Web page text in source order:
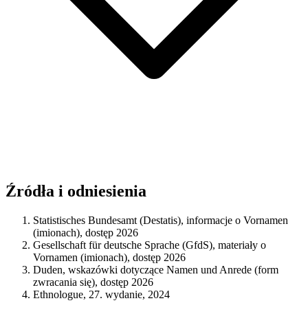
Źródła i odniesienia
Statistisches Bundesamt (Destatis), informacje o Vornamen
(imionach), dostęp 2026
Gesellschaft für deutsche Sprache (GfdS), materiały o
Vornamen (imionach), dostęp 2026
Duden, wskazówki dotyczące Namen und Anrede (form
zwracania się), dostęp 2026
Ethnologue, 27. wydanie, 2024